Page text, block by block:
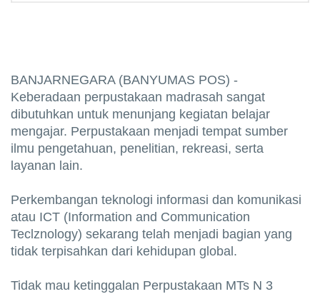
BANJARNEGARA (BANYUMAS POS) -
Keberadaan perpustakaan madrasah sangat
dibutuhkan untuk menunjang kegiatan belajar
mengajar. Perpustakaan menjadi tempat sumber
ilmu pengetahuan, penelitian, rekreasi, serta
layanan lain.
Perkembangan teknologi informasi dan komunikasi
atau ICT (Information and Communication
Teclznology) sekarang telah menjadi bagian yang
tidak terpisahkan dari kehidupan global.
Tidak mau ketinggalan Perpustakaan MTs N 3